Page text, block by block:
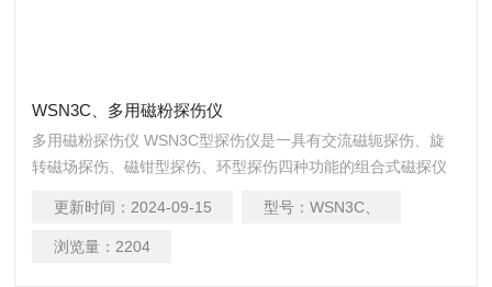
WSN3C、多用磁粉探伤仪
多用磁粉探伤仪 WSN3C型探伤仪是一具有交流磁轭探伤、旋
转磁场探伤、磁钳型探伤、环型探伤四种功能的组合式磁探仪
更新时间： 2024-09-15 型号： WSN3C、
浏览量： 2204